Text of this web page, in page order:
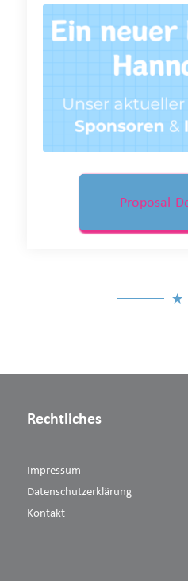
Proposal-
Rechtliches
Impressum
Datenschutzerklärung
Kontakt